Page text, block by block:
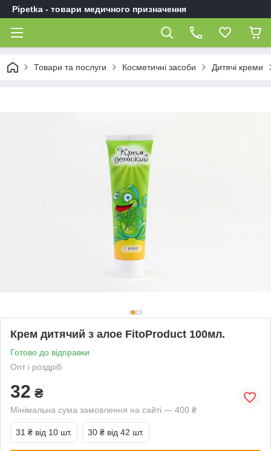
Pipetka - товари медичного призначення
Товари та послуги Косметичні засоби Дитячі креми
Крем дитячий з алое FitoProduct 100мл.
Готово до відправки
Опт і роздріб
32 ₴
Мінімальна сума замовлення на сайті — 400 ₴
31 ₴ від 10 шт. 30 ₴ від 42 шт.